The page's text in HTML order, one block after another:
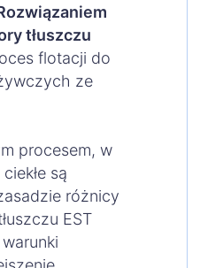
tłuszczu
flotacji do
ze
procesem, w
są
różnicy
EST